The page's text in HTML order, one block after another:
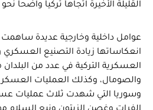
القليلة الأخيرة اتجاهاً تركياً واضحاً
عوامل داخلية وخارجية عديدة
انعكاساتها زيادة التصنيع العسكري
العسكرية التركية في عدد من
والصومال، وكذلك العمليات